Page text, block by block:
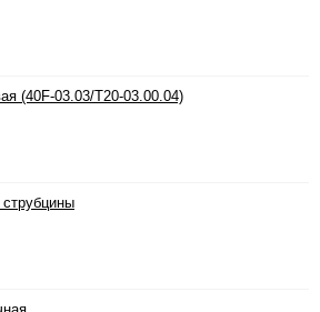
(40F-03.03/T20-03.00.04)